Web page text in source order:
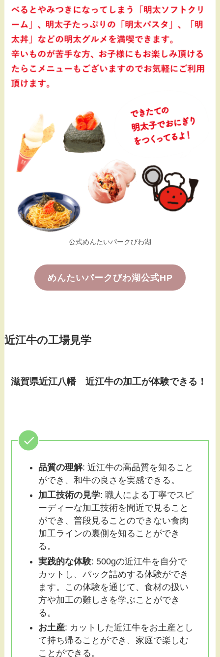
公式めんたいパークびわ湖
めんたいパークびわ湖公式HP
近江牛の工場見学
滋賀県近江八幡 近江牛の加工が体験できる！
品質の理解: 近江牛の高品質を知ること
ができ、和牛の良さを実感できる。
加工技術の見学: 職人による丁寧でスピ
ーディーな加工技術を間近で見ること
ができ、普段見ることのできない食肉
加工ラインの裏側を知ることができ
る。
実践的な体験: 500gの近江牛を自分で
カットし、パック詰めする体験ができ
ます。この体験を通じて、食材の扱い
方や加工の難しさを学ぶことができ
る。
お土産: カットした近江牛をお土産とし
て持ち帰ることができ、家庭で楽しむ
ことができる。